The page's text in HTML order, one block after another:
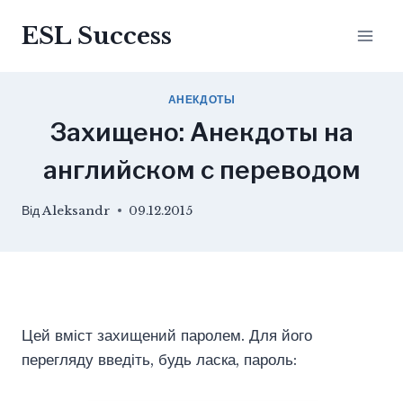
ESL Success
АНЕКДОТЫ
Захищено: Анекдоты на
английском с переводом
ВідAleksandr 09.12.2015
Цей вміст захищений паролем. Для його
перегляду введіть, будь ласка, пароль: